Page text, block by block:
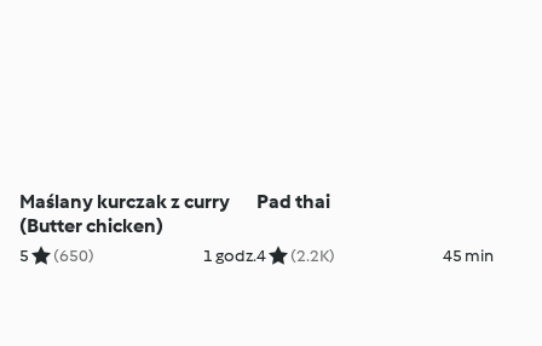
Maślany kurczak z curry
(Butter chicken)
5 (650) 1 godz.
Pad thai
4 (2.2K) 45 min